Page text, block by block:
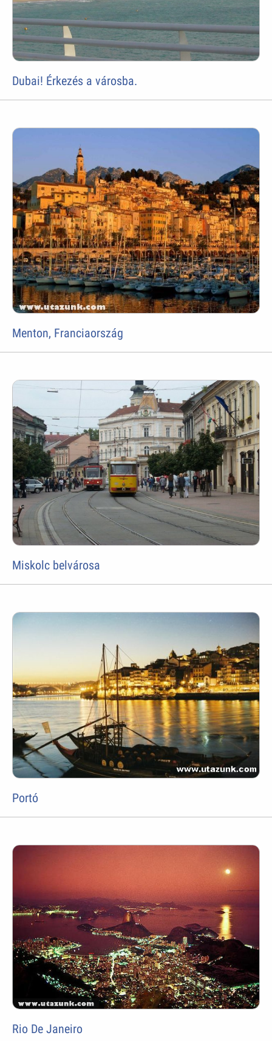
Dubai! Érkezés a városba.
Menton, Franciaország
Miskolc belvárosa
Portó
Rio De Janeiro